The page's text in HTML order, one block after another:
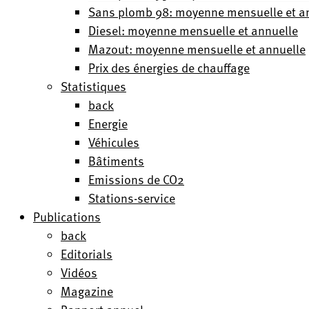
Sans plomb 98: moyenne mensuelle et
Diesel: moyenne mensuelle et annuelle
Mazout: moyenne mensuelle et annuelle
Prix des énergies de chauffage
Statistiques
back
Energie
Véhicules
Bâtiments
Emissions de CO2
Stations-service
Publications
back
Editorials
Vidéos
Magazine